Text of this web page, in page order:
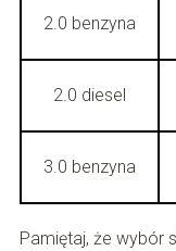
2.0 benzyna
2.0 diesel
3.0 benzyna
Pamiętaj, że wybór